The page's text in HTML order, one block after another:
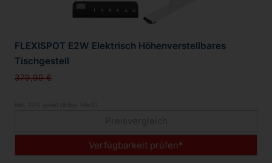
FLEXISPOT E2W Elektrisch Höhenverstellbares
Tischgestell
379,99 €
Verfügbarkeit prüfen*